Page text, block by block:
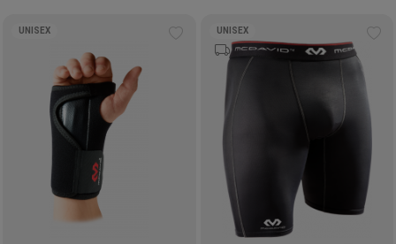
ønskeliste
UNISEX UNISEX